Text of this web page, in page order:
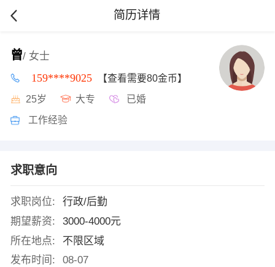
简历详情
曾/ 女士
159****9025 【查看需要80金币】
25岁 大专 已婚
工作经验
求职意向
求职岗位:
行政/后勤
期望薪资:
3000-4000元
所在地点:
不限区域
发布时间:
08-07